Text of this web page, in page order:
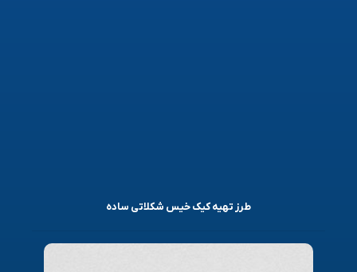
طرز تهیه کیک خیس شکلاتی ساده